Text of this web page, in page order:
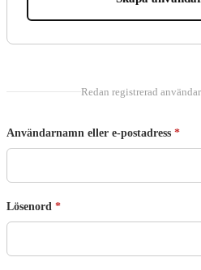
Redan registrerad
Användarnamn eller e-postadress *
Lösenord *